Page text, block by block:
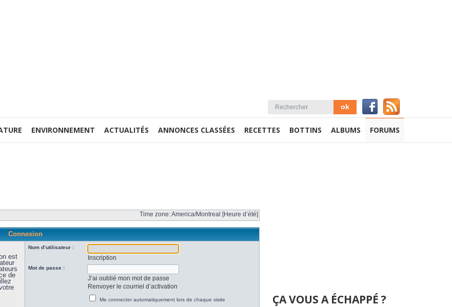
ENVIRONNEMENT ACTUALITÉS ANNONCES CLASSÉES RECETTES BOTTINS ALBUMS FORUMS
Time zone: America/Montreal [Heure d’été]
Connexion
est
de
Nom d’utilisateur :
Inscription
Mot de passe :
J’ai oublié mon mot de passe
Renvoyer le courriel d’activation
Me connecter automatiquement lors de chaque visite ÇA VOUS A ÉCHAPPÉ ?